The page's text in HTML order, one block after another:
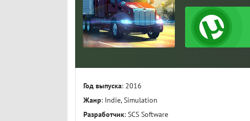
Год выпуска: 2016
Жанр: Indie, Simulation
Разработчик: SCS Software